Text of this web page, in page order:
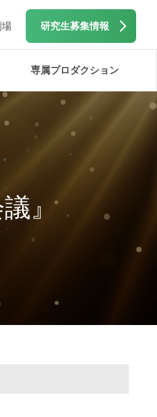
場 研究生募集情報
専属プロダクション
』